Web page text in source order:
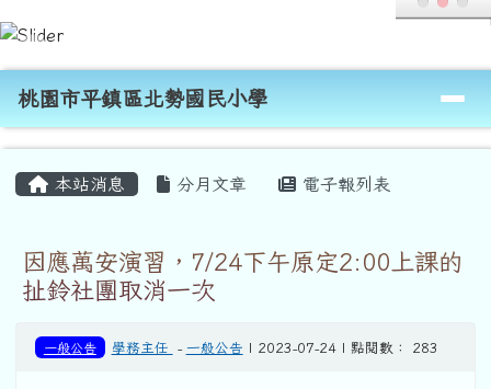
跳至主內容區
桃園市平鎮區北勢國民小學
導覽列
桃園市平鎮區北勢國民小學
本站消息 分月文章 電子報列表
因應萬安演習，7/24下午原定2:00上課的
扯鈴社團取消一次
一般公告 學務主任 - 一般公告 | 2023-07-24 | 點閱數： 283